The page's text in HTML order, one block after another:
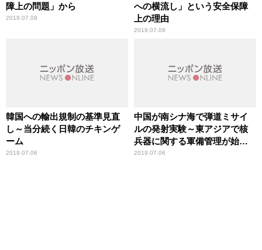
障上の問題」から
2019.07.09
への横流し」という安全保障
上の理由
2019.07.09
韓国への輸出規制の基準見直
し～当分続く日韓のチキンゲ
ーム
2019.07.06
中国が南シナ海で弾道ミサイ
ルの発射実験～東アジアで核
兵器に関する軍備管理が始ま
る
2019.07.06